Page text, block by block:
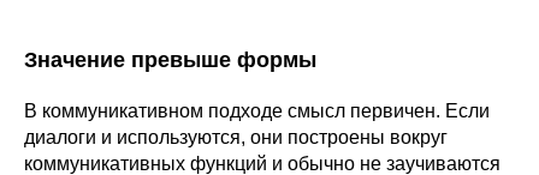
Значение превыше формы
В коммуникативном подходе смысл первичен. Если
диалоги и используются, они построены вокруг
коммуникативных функций и обычно не заучиваются